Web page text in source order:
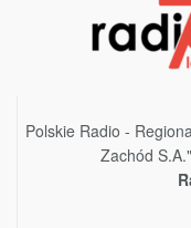
Polskie Radio -
Zachód